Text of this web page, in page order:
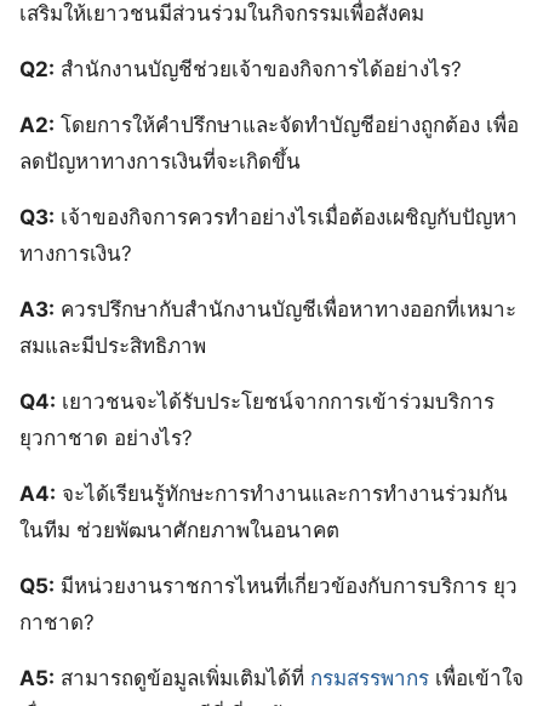
เสริมให้เยาวชนมีส่วนร่วมในกิจกรรมเพื่อสังคม
Q2: สำนักงานบัญชีช่วยเจ้าของกิจการได้อย่างไร?
A2: โดยการให้คำปรึกษาและจัดทำบัญชีอย่างถูกต้อง เพื่อ
ลดปัญหาทางการเงินที่จะเกิดขึ้น
Q3: เจ้าของกิจการควรทำอย่างไรเมื่อต้องเผชิญกับปัญหา
ทางการเงิน?
A3: ควรปรึกษากับสำนักงานบัญชีเพื่อหาทางออกที่เหมาะ
สมและมีประสิทธิภาพ
Q4: เยาวชนจะได้รับประโยชน์จากการเข้าร่วมบริการ
ยุวกาชาด อย่างไร?
A4: จะได้เรียนรู้ทักษะการทำงานและการทำงานร่วมกัน
ในทีม ช่วยพัฒนาศักยภาพในอนาคต
Q5: มีหน่วยงานราชการไหนที่เกี่ยวข้องกับการบริการ ยุว
กาชาด?
A5: สามารถดูข้อมูลเพิ่มเติมได้ที่ กรมสรรพากร เพื่อเข้าใจ